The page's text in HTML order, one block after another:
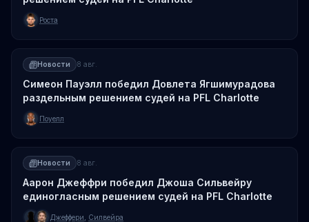
Роста
Новости 8 авг.
Симеон Пауэлл победил Довлета Ягшимурадова
раздельным решением судей на PFL Charlotte
Поуелл
Новости 8 авг.
Аарон Джеффри победил Джоша Сильвейру
единогласным решением судей на PFL Charlotte
Джеффери Силвейра